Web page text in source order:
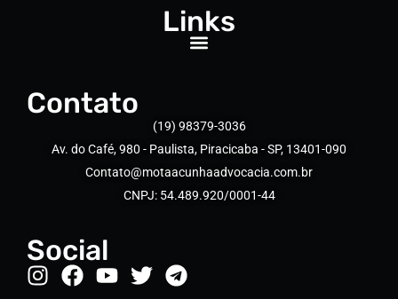
Links
Contato
(19) 98379-3036
Av. do Café, 980 - Paulista, Piracicaba - SP, 13401-090
Contato@motaacunhaadvocacia.com.br
CNPJ: 54.489.920/0001-44
Social